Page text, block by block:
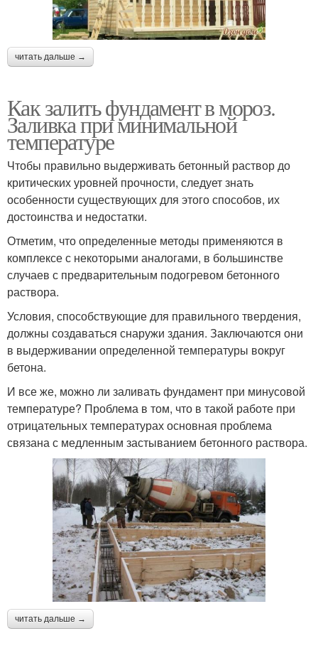
читать дальше →
Как залить фундамент в мороз.
Заливка при минимальной
температуре
Чтобы правильно выдерживать бетонный раствор до
критических уровней прочности, следует знать
особенности существующих для этого способов, их
достоинства и недостатки.
Отметим, что определенные методы применяются в
комплексе с некоторыми аналогами, в большинстве
случаев с предварительным подогревом бетонного
раствора.
Условия, способствующие для правильного твердения,
должны создаваться снаружи здания. Заключаются они
в выдерживании определенной температуры вокруг
бетона.
И все же, можно ли заливать фундамент при минусовой
температуре? Проблема в том, что в такой работе при
отрицательных температурах основная проблема
связана с медленным застыванием бетонного раствора.
читать дальше →